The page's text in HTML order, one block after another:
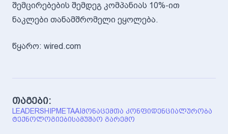
შემცირებების შემდეგ კომპანიას 10%-ით
ნაკლები თანამშრომელი ეყოლება.
წყარო: wired.com
თაგები:
LEADERSHIPMETAAI ᲛᲝᲜᲐᲪᲔᲛᲗᲐ ᲙᲝᲜᲤᲘᲓᲔᲜᲪᲘᲐᲚᲣᲠᲝᲑᲐ
ᲢᲔᲥᲜᲝᲚᲝᲒᲘᲔᲑᲘᲡᲐᲛᲣᲨᲐᲝ ᲒᲐᲠᲔᲛᲝ